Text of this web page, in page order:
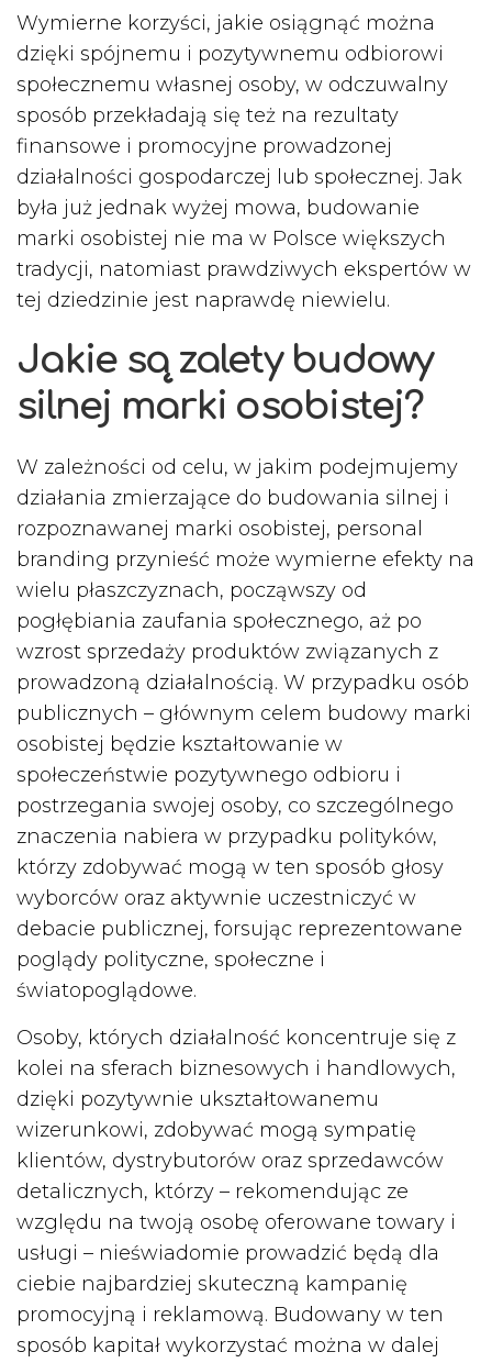
Wymierne korzyści, jakie osiągnąć można
dzięki spójnemu i pozytywnemu odbiorowi
społecznemu własnej osoby, w odczuwalny
sposób przekładają się też na rezultaty
finansowe i promocyjne prowadzonej
działalności gospodarczej lub społecznej. Jak
była już jednak wyżej mowa, budowanie
marki osobistej nie ma w Polsce większych
tradycji, natomiast prawdziwych ekspertów w
tej dziedzinie jest naprawdę niewielu.
Jakie są zalety budowy
silnej marki osobistej?
W zależności od celu, w jakim podejmujemy
działania zmierzające do budowania silnej i
rozpoznawanej marki osobistej, personal
branding przynieść może wymierne efekty na
wielu płaszczyznach, począwszy od
pogłębiania zaufania społecznego, aż po
wzrost sprzedaży produktów związanych z
prowadzoną działalnością. W przypadku osób
publicznych – głównym celem budowy marki
osobistej będzie kształtowanie w
społeczeństwie pozytywnego odbioru i
postrzegania swojej osoby, co szczególnego
znaczenia nabiera w przypadku polityków,
którzy zdobywać mogą w ten sposób głosy
wyborców oraz aktywnie uczestniczyć w
debacie publicznej, forsując reprezentowane
poglądy polityczne, społeczne i
światopoglądowe.
Osoby, których działalność koncentruje się z
kolei na sferach biznesowych i handlowych,
dzięki pozytywnie ukształtowanemu
wizerunkowi, zdobywać mogą sympatię
klientów, dystrybutorów oraz sprzedawców
detalicznych, którzy – rekomendując ze
względu na twoją osobę oferowane towary i
usługi – nieświadomie prowadzić będą dla
ciebie najbardziej skuteczną kampanię
promocyjną i reklamową. Budowany w ten
sposób kapitał wykorzystać można w dalej